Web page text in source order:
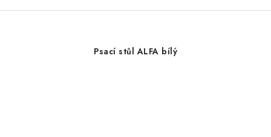
Psací stůl ALFA bílý